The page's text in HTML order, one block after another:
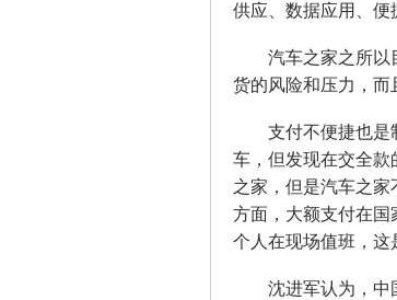
供应、数据应用、便
汽车之家之所以目
货的风险和压力，而
支付不便捷也是制
车，但发现在交全款
之家，但是汽车之家
方面，大额支付在国
个人在现场值班，这
沈进军认为，中国